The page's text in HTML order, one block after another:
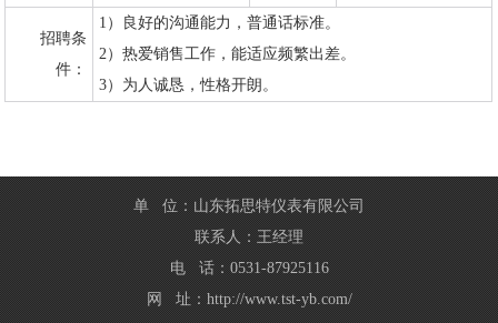
招聘条
件：
1）良好的沟通能力，普通话标准。
2）热爱销售工作，能适应频繁出差。
3）为人诚恳，性格开朗。
单 位：山东拓思特仪表有限公司
联系人：王经理
电 话：0531-87925116
网 址：http://www.tst-yb.com/